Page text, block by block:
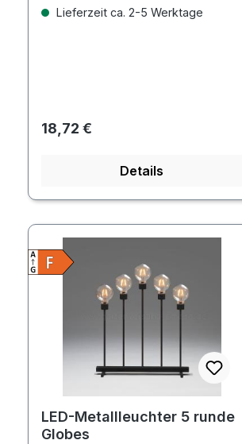
Lieferzeit ca. 2-5 Werktage
Regulärer Preis:
18,72 €
Details
LED-Metallleuchter 5 runde
Globes